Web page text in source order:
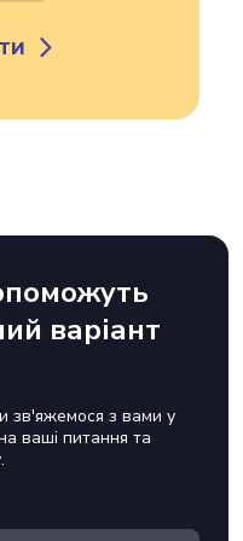
варіант
зв'яжемося з вами у
ваші питання та